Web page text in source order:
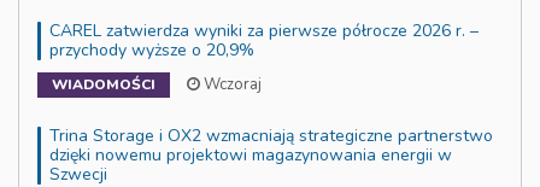
CAREL zatwierdza wyniki za pierwsze półrocze 2026 r. –
przychody wyższe o 20,9%
WIADOMOŚCI Wczoraj
Trina Storage i OX2 wzmacniają strategiczne partnerstwo
dzięki nowemu projektowi magazynowania energii w
Szwecji